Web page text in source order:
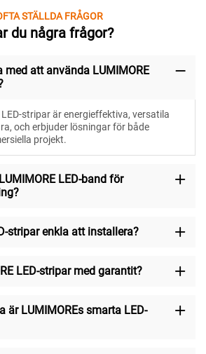
STÄLLDA FRÅGOR
du några frågor?
att använda LUMIMORE
stripar är energieffektiva, versatila
och erbjuder lösningar för både
projekt.
LED-band för
stripar enkla att installera?
LED-stripar med garantit?
är LUMIMOREs smarta LED-